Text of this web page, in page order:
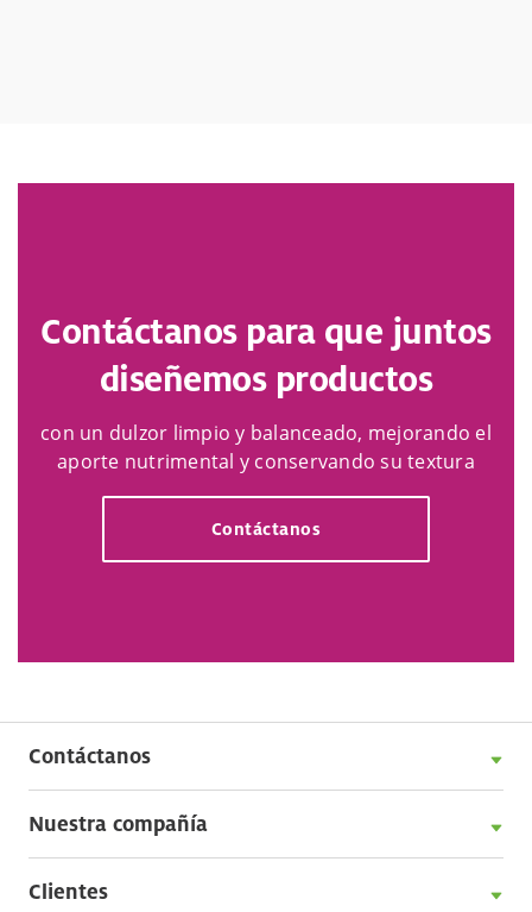
Contáctanos para que juntos
diseñemos productos
con un dulzor limpio y balanceado, mejorando el
aporte nutrimental y conservando su textura
Contáctanos
Contáctanos
Nuestra compañía
Clientes